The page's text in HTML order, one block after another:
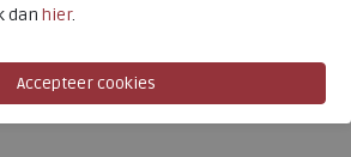
dan hier.